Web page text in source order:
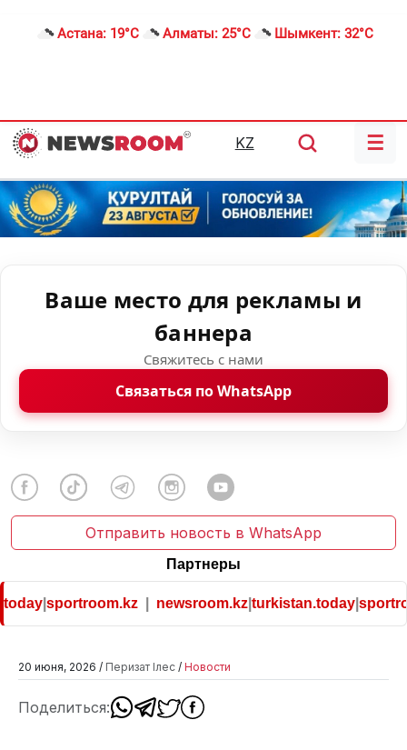
Астана: 19°C Алматы: 25°C Шымкент: 32°C
KZ ☰
Ваше место для рекламы и
баннера
Свяжитесь с нами
Связаться по WhatsApp
Отправить новость в WhatsApp
Партнеры
|sportroom.kz| newsroom.kz|turkistan.today|
20 июня, 2026 / Перизат Ілес / Новости
Поделиться: